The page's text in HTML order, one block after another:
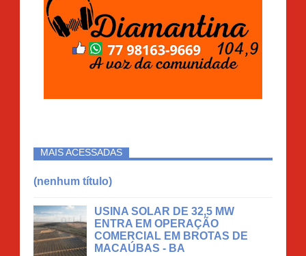
MAIS ACESSADAS
(nenhum título)
USINA SOLAR DE 32,5 MW
ENTRA EM OPERAÇÃO
COMERCIAL EM BROTAS DE
MACAÚBAS - BA